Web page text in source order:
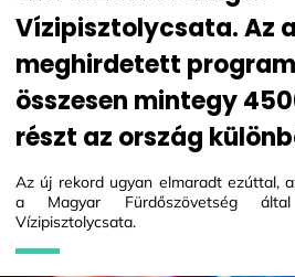
Vízipisztolycsata. Az
meghirdetett
összesen mintegy
részt az ország
Az új rekord ugyan elmaradt ezúttal,
a Magyar Fürdőszövetség
Vízipisztolycsata.